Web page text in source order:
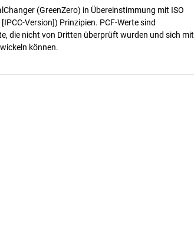
(GreenZero) in Übereinstimmung mit ISO
Version]) Prinzipien. PCF-Werte sind
die nicht von Dritten überprüft wurden und sich mit
können.